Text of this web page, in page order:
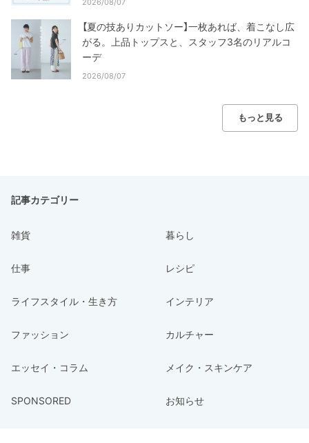
2026/08/07
【夏の技ありカットソー】一枚あれば、着こなし広
がる。上品トップスと、スタッフ3名のリアルコ
ーデ
2026/08/07
もっと見る
記事カテゴリー
雑貨 暮らし
仕事 レシピ
ライフスタイル・生き方 インテリア
ファッション カルチャー
エッセイ・コラム メイク・スキンケア
SPONSORED お知らせ